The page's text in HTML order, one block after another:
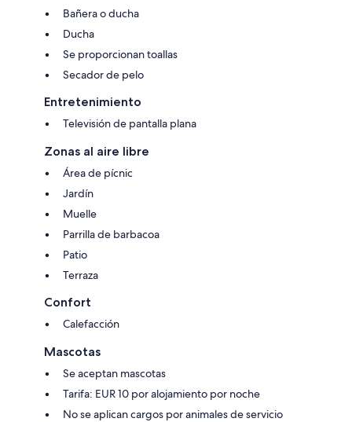
Bañera o ducha
Ducha
Se proporcionan toallas
Secador de pelo
Entretenimiento
Televisión de pantalla plana
Zonas al aire libre
Área de pícnic
Jardín
Muelle
Parrilla de barbacoa
Patio
Terraza
Confort
Calefacción
Mascotas
Se aceptan mascotas
Tarifa: EUR 10 por alojamiento por noche
No se aplican cargos por animales de servicio